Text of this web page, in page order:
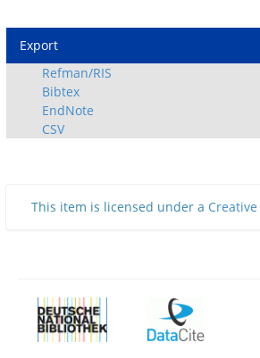
Export
Refman/RIS
Bibtex
EndNote
CSV
This item is licensed under a